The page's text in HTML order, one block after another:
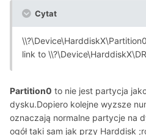
Cytat
\\?\Device\HarddiskX\Partition0
link to
Partition0 to nie jest partycja
dysku.Dopiero kolejne wyzsze
oznaczają normalne partycje na
ogół taki sam jak przy Harddisk